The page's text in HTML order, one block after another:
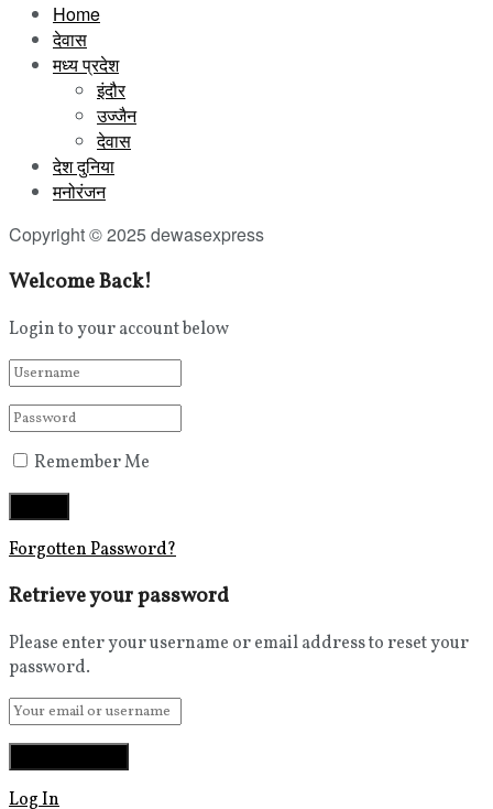
Home
देवास
मध्य प्रदेश
इंदौर
उज्जैन
देवास
देश दुनिया
मनोरंजन
Copyright © 2025 dewasexpress
Welcome Back!
Login to your account below
Remember Me
Forgotten Password?
Retrieve your password
Please enter your username or email address to reset your
password.
Log In